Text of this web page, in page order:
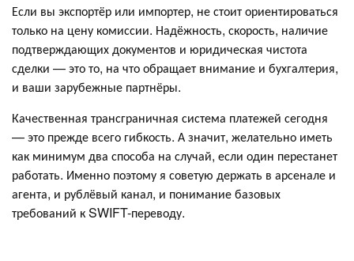
Если вы экспортёр или импортер, не стоит ориентироваться
только на цену комиссии. Надёжность, скорость, наличие
подтверждающих документов и юридическая чистота
сделки — это то, на что обращает внимание и бухгалтерия,
и ваши зарубежные партнёры.
Качественная трансграничная система платежей сегодня
— это прежде всего гибкость. А значит, желательно иметь
как минимум два способа на случай, если один перестанет
работать. Именно поэтому я советую держать в арсенале и
агента, и рублёвый канал, и понимание базовых
требований к SWIFT-переводу.